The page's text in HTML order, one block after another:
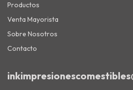
Productos
Venta Mayorista
Sobre Nosotros
Contacto